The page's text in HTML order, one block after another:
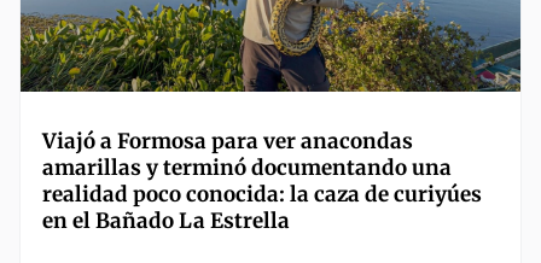
Viajó a Formosa para ver anacondas
amarillas y terminó documentando una
realidad poco conocida: la caza de curiyúes
en el Bañado La Estrella